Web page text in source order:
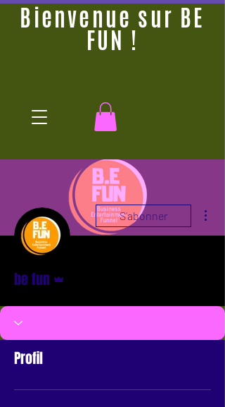
Bienvenue sur BE
FUN !
S'abonner
be fun
Profil